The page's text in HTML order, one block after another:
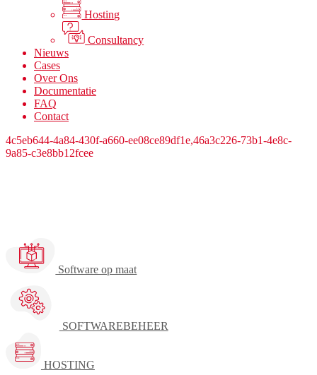
Hosting
Consultancy
Nieuws
Cases
Over Ons
Documentatie
FAQ
Contact
4c5eb644-4a84-430f-a660-ee08ce89df1e,46a3c226-73b1-4e8c-
9a85-c3e8bb12fcee
Software op maat
SOFTWAREBEHEER
HOSTING